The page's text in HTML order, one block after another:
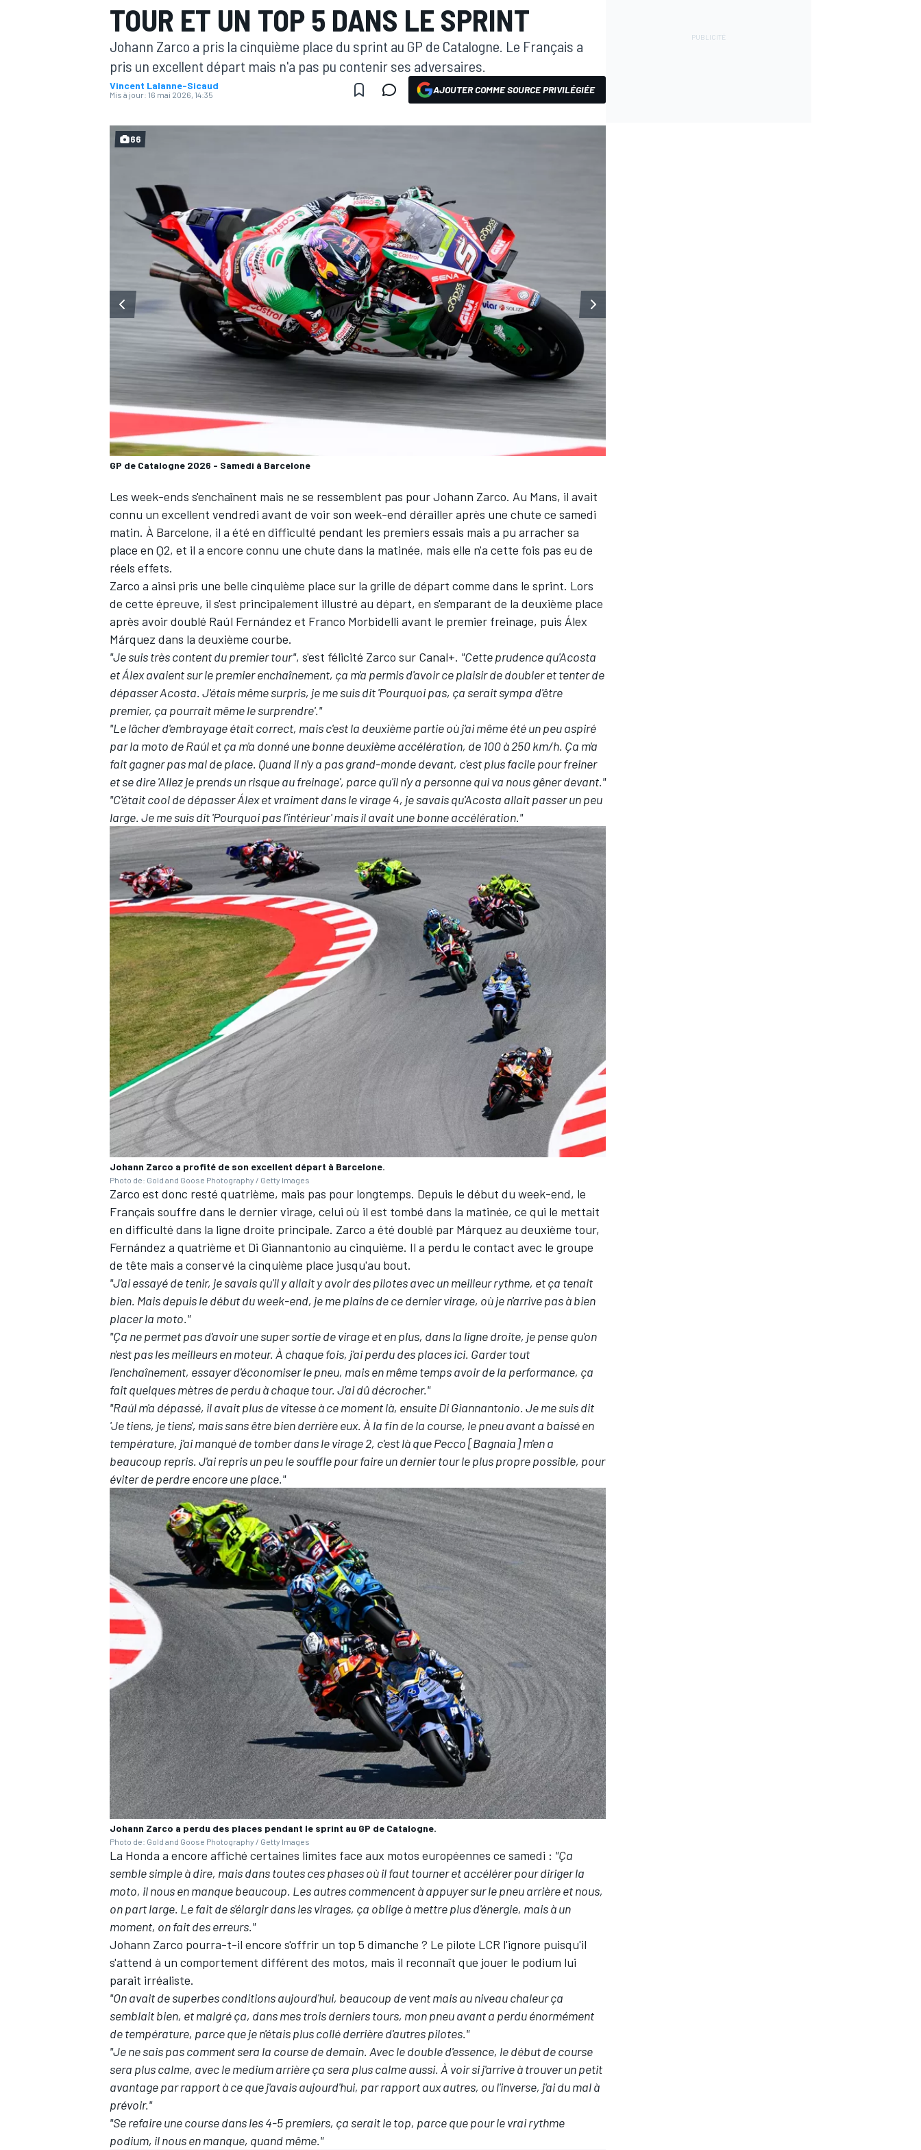
WEC
AUTRES CHAMPIONNATS
TOUR ET UN TOP 5 DANS LE SPRINT
Johann Zarco a pris la cinquième place du sprint au GP de Catalogne. Le Français a
pris un excellent départ mais n'a pas pu contenir ses adversaires.
Vincent Lalanne-Sicaud
Mis à jour: 16 mai 2026, 14:35 AJOUTER COMME SOURCE PRIVILÉGIÉE
GP de Catalogne 2026 - Samedi à Barcelone
66
Les week-ends s'enchaînent mais ne se ressemblent pas pourJohann Zarco. Au Mans, il avait
connu un excellent vendredi avant de voir son week-end dérailler après une chute ce samedi
matin. À Barcelone, il a été en difficulté pendant les premiers essais mais a pu arracher sa
place en Q2, et il a encore connu une chute dans la matinée, mais elle n'a cette fois pas eu de
réels effets.
Zarco a ainsi pris une belle cinquième place sur la grille de départ comme dans le sprint. Lors
de cette épreuve, il s'est principalement illustré au départ, en s'emparant de la deuxième place
après avoir doublé Raúl Fernández et Franco Morbidelli avant le premier freinage, puis Álex
Márquez dans la deuxième courbe.
"Je suis très content du premier tour", s'est félicité Zarco sur Canal+. "Cette prudence qu'Acosta
et Álex avaient sur le premier enchaînement, ça m'a permis d'avoir ce plaisir de doubler et tenter de
dépasser Acosta. J'étais même surpris, je me suis dit 'Pourquoi pas, ça serait sympa d'être
premier, ça pourrait même le surprendre'."
"Le lâcher d'embrayage était correct, mais c'est la deuxième partie où j'ai même été un peu aspiré
par la moto de Raúl et ça m'a donné une bonne deuxième accélération, de 100 à 250 km/h. Ça m'a
fait gagner pas mal de place. Quand il n'y a pas grand-monde devant, c'est plus facile pour freiner
et se dire 'Allez je prends un risque au freinage', parce qu'il n'y a personne qui va nous gêner devant."
"C'était cool de dépasser Álex et vraiment dans le virage 4, je savais qu'Acosta allait passer un peu
large. Je me suis dit 'Pourquoi pas l'intérieur' mais il avait une bonne accélération."
Johann Zarco a profité de son excellent départ à Barcelone.
Photo de: Gold and Goose Photography / Getty Images
Zarco est donc resté quatrième, mais pas pour longtemps. Depuis le début du week-end, le
Français souffre dans le dernier virage, celui où il est tombé dans la matinée, ce qui le mettait
en difficulté dans la ligne droite principale. Zarco a été doublé par Márquez au deuxième tour,
Fernández a quatrième et Di Giannantonio au cinquième. Il a perdu le contact avec le groupe
de tête mais a conservé la cinquième place jusqu'au bout.
"J'ai essayé de tenir, je savais qu'il y allait y avoir des pilotes avec un meilleur rythme, et ça tenait
bien. Mais depuis le début du week-end, je me plains de ce dernier virage, où je n'arrive pas à bien
placer la moto."
"Ça ne permet pas d'avoir une super sortie de virage et en plus, dans la ligne droite, je pense qu'on
n'est pas les meilleurs en moteur. À chaque fois, j'ai perdu des places ici. Garder tout
l'enchaînement, essayer d'économiser le pneu, mais en même temps avoir de la performance, ça
fait quelques mètres de perdu à chaque tour. J'ai dû décrocher."
"Raúl m'a dépassé, il avait plus de vitesse à ce moment là, ensuite Di Giannantonio. Je me suis dit
'Je tiens, je tiens', mais sans être bien derrière eux. À la fin de la course, le pneu avant a baissé en
température, j'ai manqué de tomber dans le virage 2, c'est là que Pecco [Bagnaia] m'en a
beaucoup repris. J'ai repris un peu le souffle pour faire un dernier tour le plus propre possible, pour
éviter de perdre encore une place."
Johann Zarco a perdu des places pendant le sprint au GP de Catalogne.
Photo de: Gold and Goose Photography / Getty Images
La Honda a encore affiché certaines limites face aux motos européennes ce samedi : "Ça
semble simple à dire, mais dans toutes ces phases où il faut tourner et accélérer pour diriger la
moto, il nous en manque beaucoup. Les autres commencent à appuyer sur le pneu arrière et nous,
on part large. Le fait de s'élargir dans les virages, ça oblige à mettre plus d'énergie, mais à un
moment, on fait des erreurs."
Johann Zarco pourra-t-il encore s'offrir un top 5 dimanche ? Le pilote LCR l'ignore puisqu'il
s'attend à un comportement différent des motos, mais il reconnaît que jouer le podium lui
parait irréaliste.
"On avait de superbes conditions aujourd'hui, beaucoup de vent mais au niveau chaleur ça
semblait bien, et malgré ça, dans mes trois derniers tours, mon pneu avant a perdu énormément
de température, parce que je n'étais plus collé derrière d'autres pilotes."
"Je ne sais pas comment sera la course de demain. Avec le double d'essence, le début de course
sera plus calme, avec le medium arrière ça sera plus calme aussi. À voir si j'arrive à trouver un petit
avantage par rapport à ce que j'avais aujourd'hui, par rapport aux autres, ou l'inverse, j'ai du mal à
prévoir."
"Se refaire une course dans les 4-5 premiers, ça serait le top, parce que pour le vrai rythme
podium, il nous en manque, quand même."